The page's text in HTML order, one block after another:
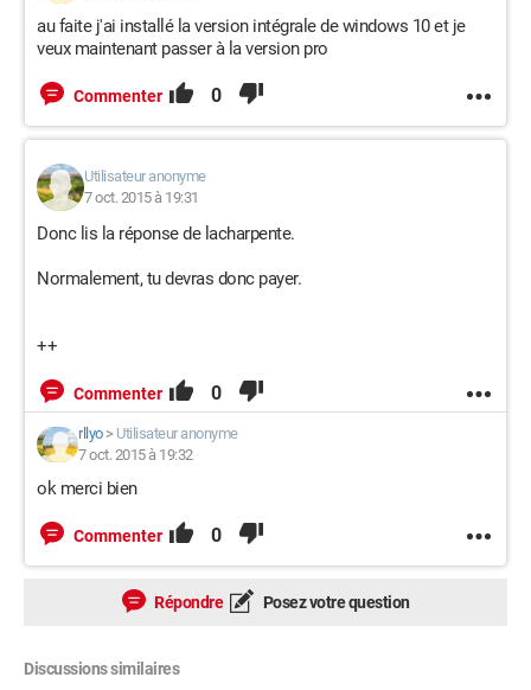
au faite j'ai installé la version intégrale de windows 10 et je
veux maintenant passer à la version pro
Commenter 0
Utilisateur anonyme
7 oct. 2015 à 19:31
Donc lis la réponse de lacharpente.
Normalement, tu devras donc payer.
++
Commenter 0
rllyo> Utilisateur anonyme
7 oct. 2015 à 19:32
ok merci bien
Commenter 0
Répondre Posez votre question
Discussions similaires